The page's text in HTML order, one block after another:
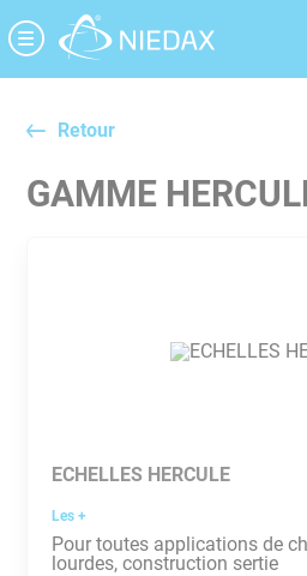
Retour
GAMME
ECHELLES HERCULE
Les +
Pour toutes applications de
lourdes, construction sertie
Panneau de gestion des cookies